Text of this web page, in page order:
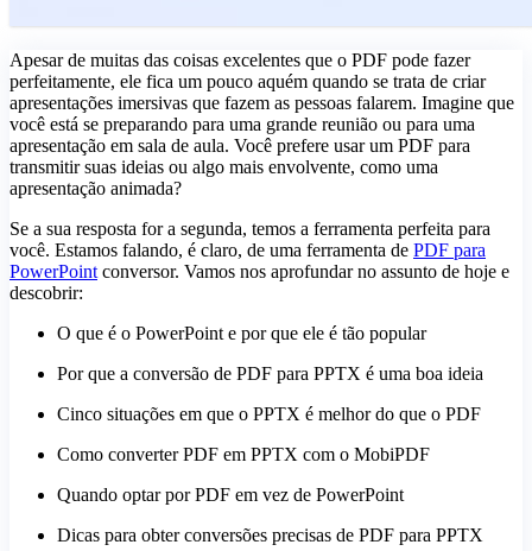
Apesar de muitas das coisas excelentes que o PDF pode fazer
perfeitamente, ele fica um pouco aquém quando se trata de criar
apresentações imersivas que fazem as pessoas falarem. Imagine que
você está se preparando para uma grande reunião ou para uma
apresentação em sala de aula. Você prefere usar um PDF para
transmitir suas ideias ou algo mais envolvente, como uma
apresentação animada?
Se a sua resposta for a segunda, temos a ferramenta perfeita para
você. Estamos falando, é claro, de uma ferramenta de PDF para
PowerPoint conversor. Vamos nos aprofundar no assunto de hoje e
descobrir:
O que é o PowerPoint e por que ele é tão popular
Por que a conversão de PDF para PPTX é uma boa ideia
Cinco situações em que o PPTX é melhor do que o PDF
Como converter PDF em PPTX com o MobiPDF
Quando optar por PDF em vez de PowerPoint
Dicas para obter conversões precisas de PDF para PPTX